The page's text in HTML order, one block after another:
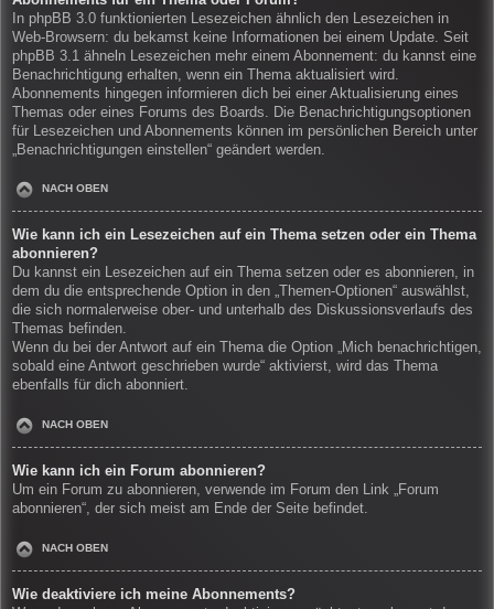
In phpBB 3.0 funktionierten Lesezeichen ähnlich den Lesezeichen in
Web-Browsern: du bekamst keine Informationen bei einem Update. Seit
phpBB 3.1 ähneln Lesezeichen mehr einem Abonnement: du kannst eine
Benachrichtigung erhalten, wenn ein Thema aktualisiert wird.
Abonnements hingegen informieren dich bei einer Aktualisierung eines
Themas oder eines Forums des Boards. Die Benachrichtigungsoptionen
für Lesezeichen und Abonnements können im persönlichen Bereich unter
„Benachrichtigungen einstellen“ geändert werden.
NACH OBEN
Wie kann ich ein Lesezeichen auf ein Thema setzen oder ein Thema
abonnieren?
Du kannst ein Lesezeichen auf ein Thema setzen oder es abonnieren, in
dem du die entsprechende Option in den „Themen-Optionen“ auswählst,
die sich normalerweise ober- und unterhalb des Diskussionsverlaufs des
Themas befinden.
Wenn du bei der Antwort auf ein Thema die Option „Mich benachrichtigen,
sobald eine Antwort geschrieben wurde“ aktivierst, wird das Thema
ebenfalls für dich abonniert.
NACH OBEN
Wie kann ich ein Forum abonnieren?
Um ein Forum zu abonnieren, verwende im Forum den Link „Forum
abonnieren“, der sich meist am Ende der Seite befindet.
NACH OBEN
Wie deaktiviere ich meine Abonnements?